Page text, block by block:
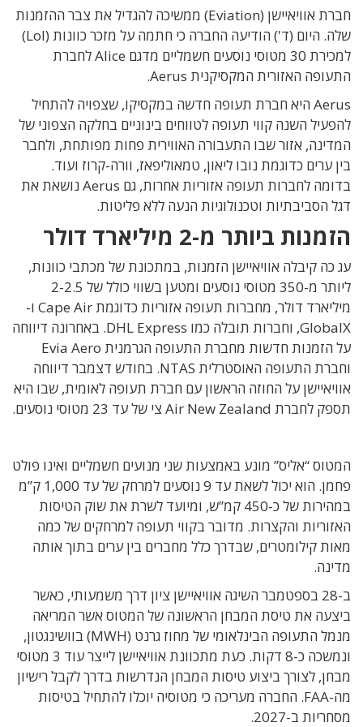
חברת אוויאיישן (Eviation) ממשיכה להגדיל את צבר ההזמנות
שלה. היום (ד') הודיעה החברה כי חתמה על מזכר כוונות (LoI)
למכירת 30 מטוסי נוסעים חשמליים מדגם Alice לחברת
התעופה האזורית המקסיקנית Aerus.
Aerus היא חברת תעופה חדשה במקסיקו, שצפויה להתחיל
להפעיל השנה קווי תעופה לטווחים בינוניים בחלקה הצפוני של
המדינה, אזור שבו התעבורה האווירית פחות מפותחת, ולחבר
בין ערים כדוגמת נובו ליאון, טמאוליפאז, וורה-קרוז ועוד.
בדומה לחברות תעופה אזוריות אחרות, גם Aerus נושאת את
דגל הסביבתיות וטכנולוגיות הנעה ללא פליטות.
הזמנות ביותר מ-2 מיליארד דולר
עג כה קיבלה אוויאיישן הזמנות, במתכונת של מכתבי כוונות,
ליותר מ-350 מטוסי נוסעים ומטען בשווי כולל של 2-2.5
מיליארד דולר, מחברות תעופה אזוריות כדוגמת Cape Air ו-
GlobalX, וחברות תובלה כמו DHL Express. באחרונה דיווחה
על הזמנות חדשות מחברת התעופה הגרמנית Evia Aero
וחברת התעופה האוסטרלית NTAS. בחודש דצמבר דיווחה
אוויאיישן על החוזה הראשון עם חברת תעופה לאומית, שבו היא
תספק לחברת Air New Zealand צי של עד 23 מטוסי נוסעים.
המטוס “אליס” מונע באמצעות שני מנועים חשמליים ואינו פולט
פחמן. הוא יכול לשאת עד 9 נוסעים למרחק של עד 1,000 ק”מ
במהירות של כ-450 קמ”ש, ומיועד לשרת את שוק הטיסות
האזוריות והקצרות. מדובר בקווי תעופה למרחקים של כמה
מאות קילומטרים, שבדרך כלל מחברים בין ערים בתוך אותה
מדינה.
ב-28 בספטמבר השיגה אוויאיישן ציון דרך משמעותי, כאשר
ביצעה את טיסת המבחן הראשונה של המטוס אשר המריאה
מנמל התעופה הבינלאומי של מחוז גרנט (MWH) בוושינגטון,
ונמשכה כ-8 דקות. כעת מתכוונת אוויאיישן לייצר עוד 3 מטוסי
מבחן, לצורך ביצוע טיסות המבחן הנדרשות בדרך לקבל רישיון
מה-FAA. החברה מעריכה כי מטוסיה יוכלו להתחיל בטיסות
מסחריות ב-2027.